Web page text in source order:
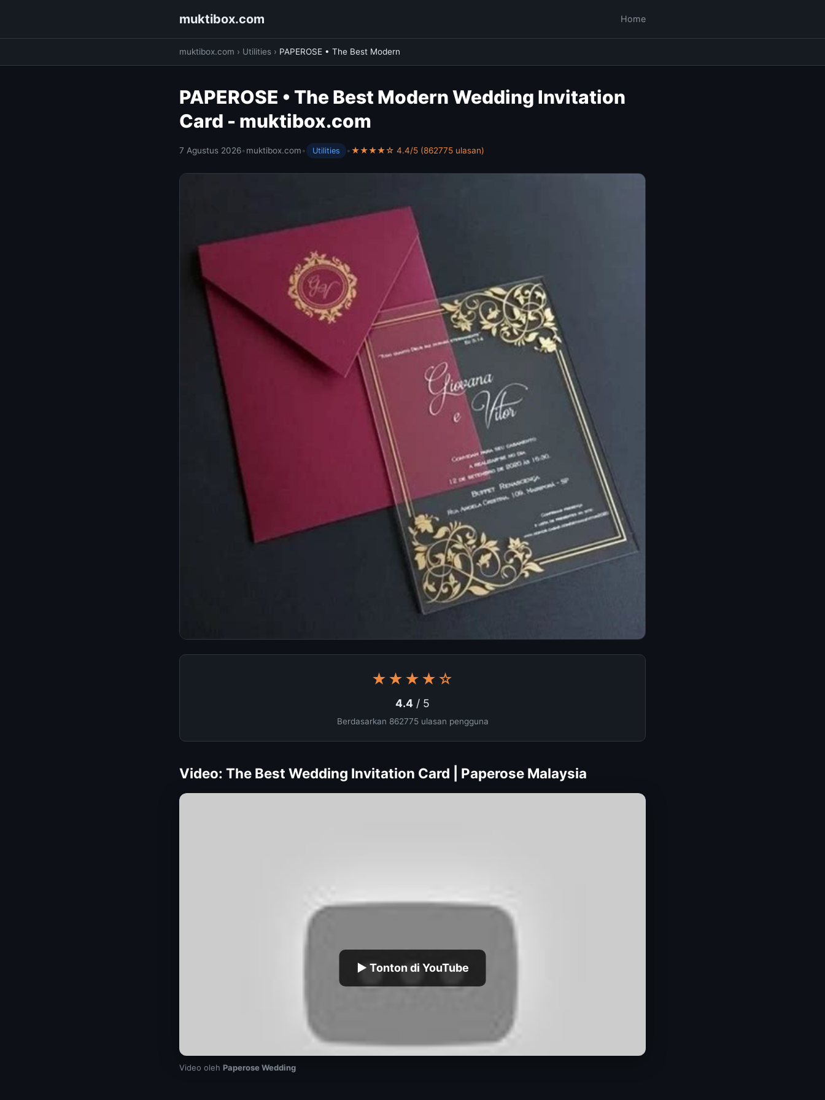
muktibox.com Home
muktibox.com › Utilities › PAPEROSE • The Best Modern
PAPEROSE • The Best Modern Wedding Invitation
Card - muktibox.com
7 Agustus 2026•muktibox.com• Utilities •★★★★☆ 4.4/5 (862775 ulasan)
★★★★☆
4.4 / 5
Berdasarkan 862775 ulasan pengguna
Video: The Best Wedding Invitation Card | Paperose Malaysia
▶ Tonton di YouTube
Video oleh Paperose Wedding